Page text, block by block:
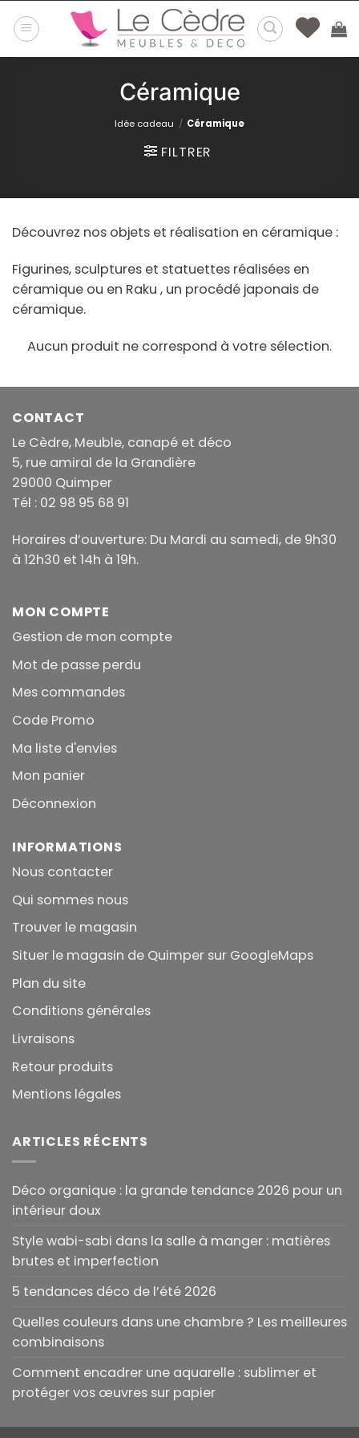
au
Céramique
Idée cadeau / Céramique
FILTRER
Découvrez nos objets et réalisation en céramique :
Figurines, sculptures et statuettes réalisées en
céramique ou en Raku , un procédé japonais de
céramique.
Aucun produit ne correspond à votre sélection.
CONTACT
Le Cèdre, Meuble, canapé et déco
5, rue amiral de la Grandière
29000 Quimper
Tél : 02 98 95 68 91
Horaires d’ouverture: Du Mardi au samedi, de 9h30
à 12h30 et 14h à 19h.
MON COMPTE
Gestion de mon compte
Mot de passe perdu
Mes commandes
Code Promo
Ma liste d'envies
Mon panier
Déconnexion
INFORMATIONS
Nous contacter
Qui sommes nous
Trouver le magasin
Situer le magasin de Quimper sur GoogleMaps
Plan du site
Conditions générales
Livraisons
Retour produits
Mentions légales
ARTICLES RÉCENTS
Déco organique : la grande tendance 2026 pour un
intérieur doux
Style wabi-sabi dans la salle à manger : matières
brutes et imperfection
5 tendances déco de l’été 2026
Quelles couleurs dans une chambre ? Les meilleures
combinaisons
Comment encadrer une aquarelle : sublimer et
protéger vos œuvres sur papier